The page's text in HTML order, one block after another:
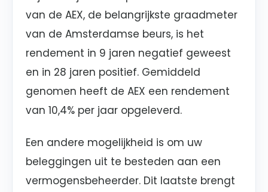
van de AEX, de belangrijkste graadmeter
van de Amsterdamse beurs, is het
rendement in 9 jaren negatief geweest
en in 28 jaren positief. Gemiddeld
genomen heeft de AEX een rendement
van 10,4% per jaar opgeleverd.
Een andere mogelijkheid is om uw
beleggingen uit te besteden aan een
vermogensbeheerder. Dit laatste brengt